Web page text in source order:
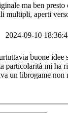
ma ben
multipli, aperti
2024-09-10
buone idee
mi ha
un librogame